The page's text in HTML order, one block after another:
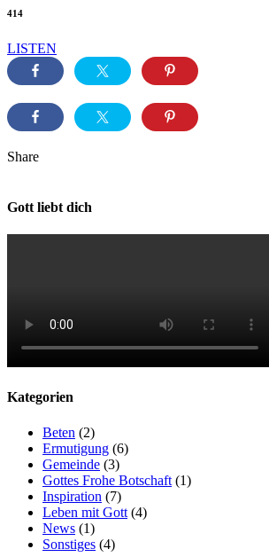
414
LISTEN
Share
Gott liebt dich
Kategorien
Beten (2)
Ermutigung (6)
Gemeinde (3)
Gottes Frohe Botschaft (1)
Inspiration (7)
Leben mit Gott (4)
News (1)
Sonstiges (4)